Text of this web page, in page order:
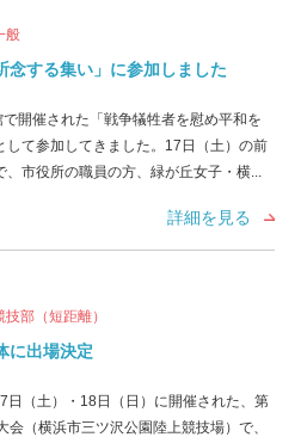
般
念する集い」に参加しました
開催された「戦争犠牲者を慰め平和を
して参加してきました。17日（土）の前
、市役所の職員の方、緑が丘女子・横...
詳細を見る
部（短距離）
に出場決定
（土）・18日（日）に開催された、第
（横浜市三ツ沢公園陸上競技場）で、